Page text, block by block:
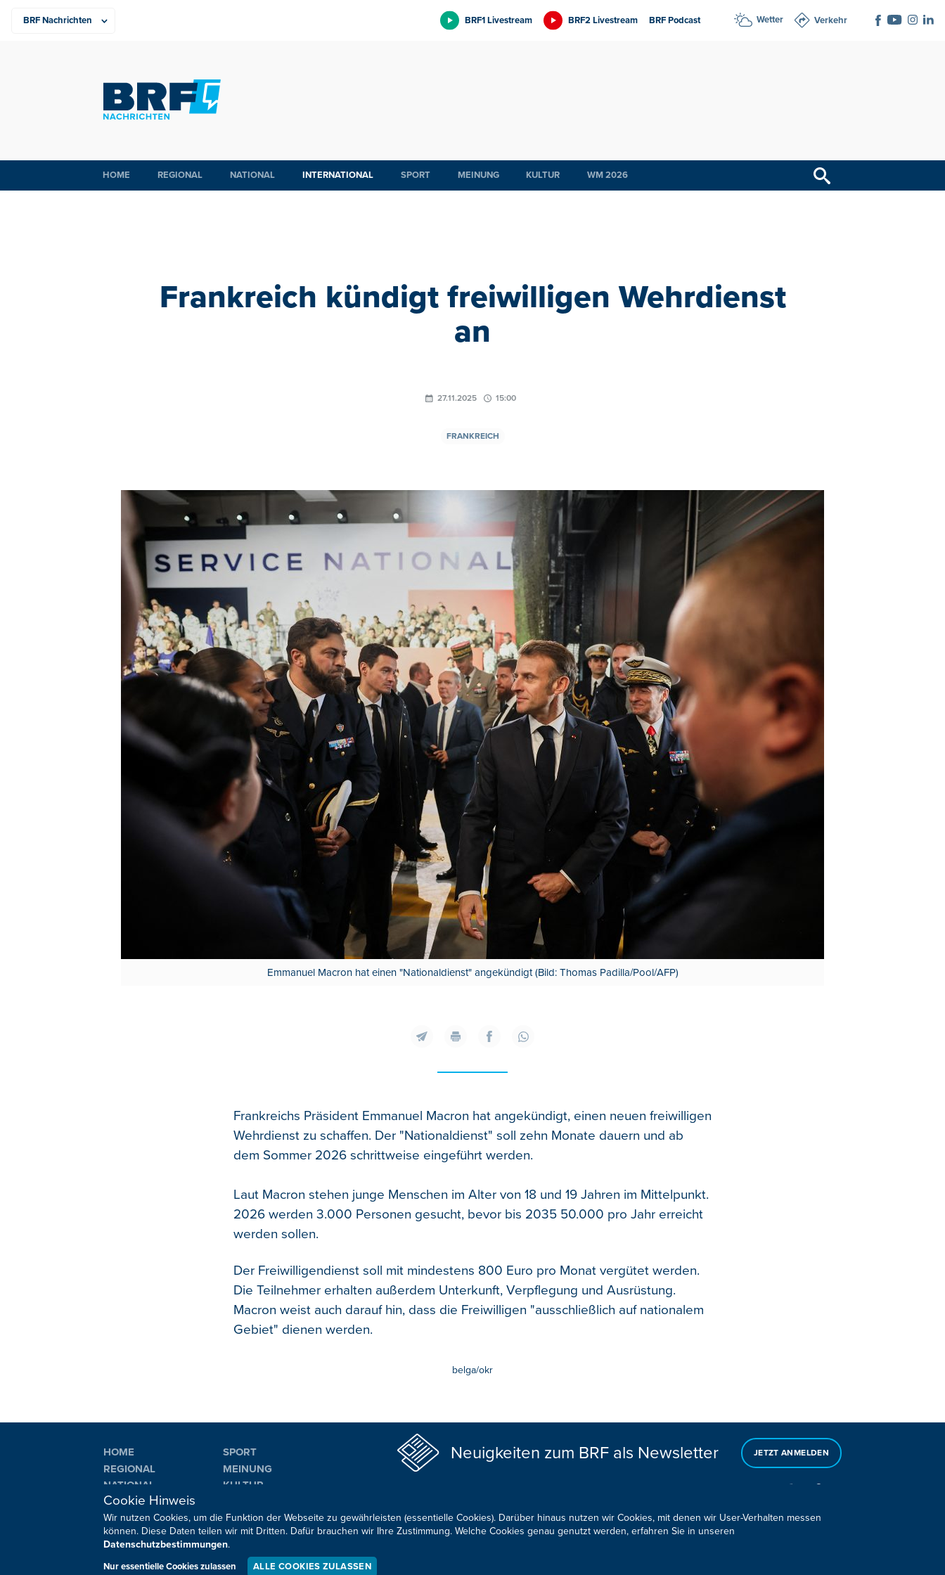
BRF1 Livestream BRF2 Livestream BRF Podcast Wetter Verkehr
HOME REGIONAL NATIONAL INTERNATIONAL SPORT MEINUNG KULTUR WM 2026
Frankreich kündigt freiwilligen Wehrdienst
an
27.11.2025 15:00
FRANKREICH
Emmanuel Macron hat einen "Nationaldienst" angekündigt (Bild: Thomas Padilla/Pool/AFP)
Frankreichs Präsident Emmanuel Macron hat angekündigt, einen neuen freiwilligen
Wehrdienst zu schaffen. Der "Nationaldienst" soll zehn Monate dauern und ab
dem Sommer 2026 schrittweise eingeführt werden.
Laut Macron stehen junge Menschen im Alter von 18 und 19 Jahren im Mittelpunkt.
2026 werden 3.000 Personen gesucht, bevor bis 2035 50.000 pro Jahr erreicht
werden sollen.
Der Freiwilligendienst soll mit mindestens 800 Euro pro Monat vergütet werden.
Die Teilnehmer erhalten außerdem Unterkunft, Verpflegung und Ausrüstung.
Macron weist auch darauf hin, dass die Freiwilligen "ausschließlich auf nationalem
Gebiet" dienen werden.
belga/okr
HOME
REGIONAL
NATIONAL
INTERNATIONAL
SPORT
MEINUNG
KULTUR
Neuigkeiten zum BRF als Newsletter JETZT ANMELDEN
Sie haben noch Fragen oder Anmerkungen?
Cookie Hinweis
Wir nutzen Cookies, um die Funktion der Webseite zu gewährleisten (essentielle Cookies). Darüber hinaus nutzen wir Cookies, mit denen wir User-Verhalten messen
können. Diese Daten teilen wir mit Dritten. Dafür brauchen wir Ihre Zustimmung. Welche Cookies genau genutzt werden, erfahren Sie in unseren
Datenschutzbestimmungen.
Nur essentielle Cookies zulassen ALLE COOKIES ZULASSEN